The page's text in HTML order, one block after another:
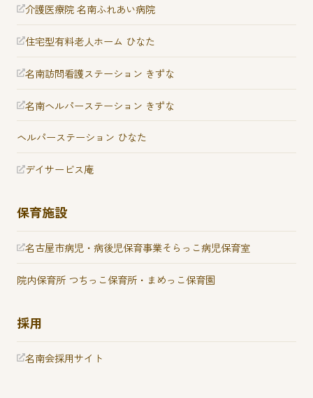
介護医療院 名南ふれあい病院
住宅型有料老人ホーム ひなた
名南訪問看護ステーション きずな
名南ヘルパーステーション きずな
ヘルパーステーション ひなた
デイサービス庵
保育施設
名古屋市病児・病後児保育事業そらっこ病児保育室
院内保育所 つちっこ保育所・ まめっこ保育園
採用
名南会採用サイト